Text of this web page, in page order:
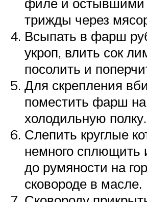
трижды через
Всыпать в фарш
укроп, влить сок
посолить и
Для скрепления
поместить фарш
холодильную полку.
Слепить круглые
немного сплющить
до румяности на
сковороде в масле.